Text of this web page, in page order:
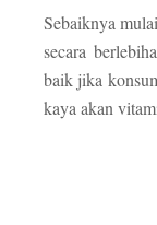
Sebaiknya
secara
baik jika
kaya akan